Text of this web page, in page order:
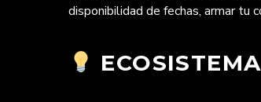
disponibilidad de fechas, armar tu